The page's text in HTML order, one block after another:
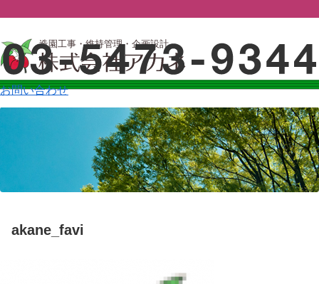
造園工事・維持管理・企画設計
お問い合わせ
akane_favi